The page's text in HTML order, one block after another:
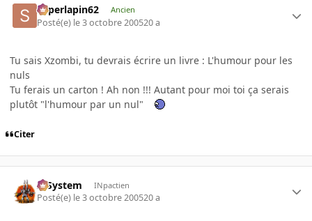
superlapin62 Ancien
Posté(e) le 3 octobre 200520 a
Tu sais Xzombi, tu devrais écrire un livre : L'humour pour les
nuls
Tu ferais un carton ! Ah non !!! Autant pour moi toi ça serais
plutôt "l'humour par un nul"
Citer
X-System INpactien
Posté(e) le 3 octobre 200520 a